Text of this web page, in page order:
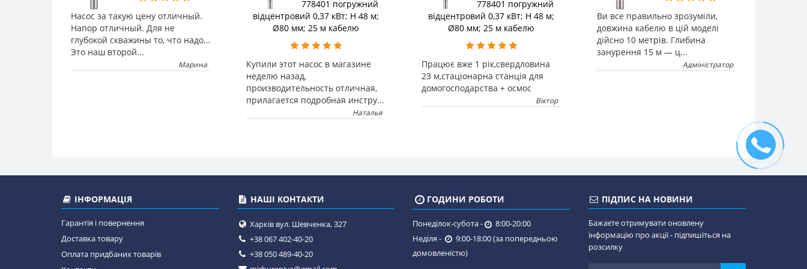
Насос за такую цену отличный.
Напор отличный. Для не
глубокой скважины то, что надо…
Это наш второй...
Марина
778401 погружний
відцентровий 0,37 кВт; H 48 м;
Ø80 мм; 25 м кабелю
Купили этот насос в магазине
неделю назад,
производительность отличная,
прилагается подробная инстру...
Наталья
778401 погружний
відцентровий 0,37 кВт; H 48 м;
Ø80 мм; 25 м кабелю
Працює вже 1 рік,свердловина
23 м,стаціонарна станція для
домогосподарства + осмос
Віктор
Ви все правильно зрозуміли,
довжина кабелю в цій моделі
дійсно 10 метрів. Глибина
занурення 15 м — ц...
Адміністратор
ІНФОРМАЦІЯ
Гарантія і повернення
Доставка товару
Оплата придбаних товарів
НАШІ КОНТАКТИ
Харків вул. Шевченка, 327
+38 067 402-40-20
+38 050 489-40-20
ГОДИНИ РОБОТИ
Понеділок-субота -
8:00-20:00
Неділя -
9:00-18:00 (за попередньою
домовленістю)
ПІДПИС НА НОВИНИ
Бажаєте отримувати оновлену
інформацію про акції - підпишіться на
розсилку